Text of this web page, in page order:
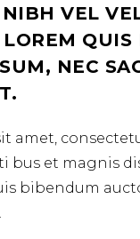
VEL
NEC
amet,
bus et magnis
bibendum